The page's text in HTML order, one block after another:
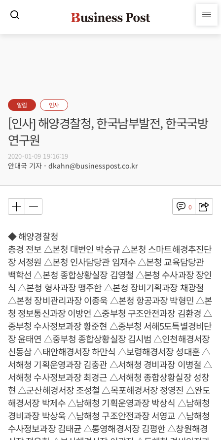
알림 인사
[인사] 해양경찰청, 한국남부발전, 한국국방
연구원
2020-01-09 19:16:19
안대국 기자 - dkahn@businesspost.co.kr
0
◆ 해양경찰청
총경 전보 △본청 대변인 박승규 △본청 스마트해경추진단
장 서정원 △본청 인사담당관 임재수 △본청 교육담당관
백학선 △본청 종합상황실장 김영철 △본청 수사과장 장인
식 △본청 형사과장 맹주한 △본청 장비기획과장 채광철
△본청 장비관리과장 이종욱 △본청 항공과장 박형민 △본
청 정보통신과장 이방언 △중부청 구조안전과장 김환경 △
중부청 수사정보과장 황준현 △중부청 서해5도특별경비단
장 윤태연 △중부청 종합상황실장 김시범 △인천해경서장
신동삼 △태안해경서장 하만식 △보령해경서장 성대훈 △
서해청 기획운영과장 김충관 △서해청 경비과장 이병철 △
서해청 수사정보과장 최경근 △서해청 종합상황실장 성창
현 △군산해경서장 조성철 △목포해경서장 정영진 △완도
해경서장 박제수 △남해청 기획운영과장 박상식 △남해청
경비과장 박상욱 △남해청 구조안전과장 서영교 △남해청
수사정보과장 김태균 △통영해경서장 김평한 △창원해경